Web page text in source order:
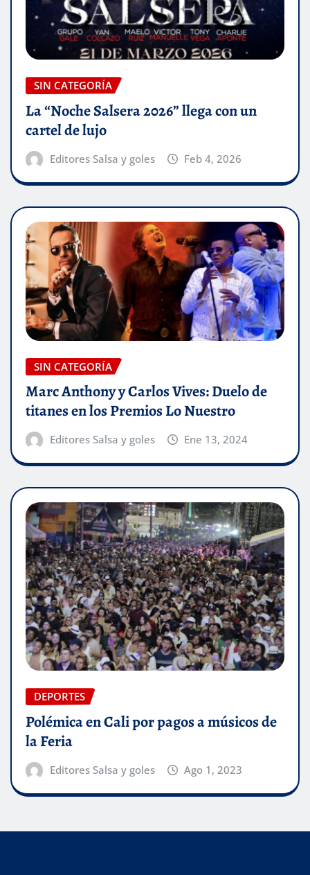
SIN CATEGORÍA
La “Noche Salsera 2026” llega con un
cartel de lujo
Editores Salsa y goles Feb 4, 2026
SIN CATEGORÍA
Marc Anthony y Carlos Vives: Duelo de
titanes en los Premios Lo Nuestro
Editores Salsa y goles Ene 13, 2024
DEPORTES
Polémica en Cali por pagos a músicos de
la Feria
Editores Salsa y goles Ago 1, 2023